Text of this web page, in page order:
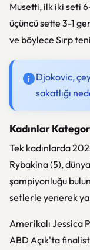
Musetti, ilk iki seti
üçüncü sette 3-1
ve böylece Sırp
Djokovic,
sakatlığı
Kadınlar
Tek kadınlarda
Rybakina (5),
şampiyonluğu
setlerle yenerek
Amerikalı Jessica
ABD Açık'ta